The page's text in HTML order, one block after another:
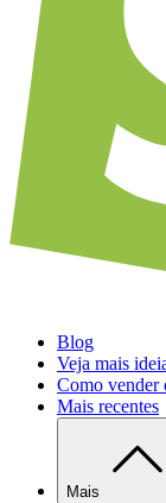
Blog
Veja mais
Como vender
Mais recentes
Mais